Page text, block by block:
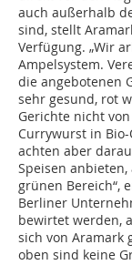
auch außerhalb
sind, stellt
Verfügung. „Wir
Ampelsystem.
die angebotenen
sehr gesund, rot
Gerichte nicht
Currywurst in
achten aber
Speisen
grünen Bereich“,
Berliner
bewirtet werden,
sich von Aramark
oben sind keine